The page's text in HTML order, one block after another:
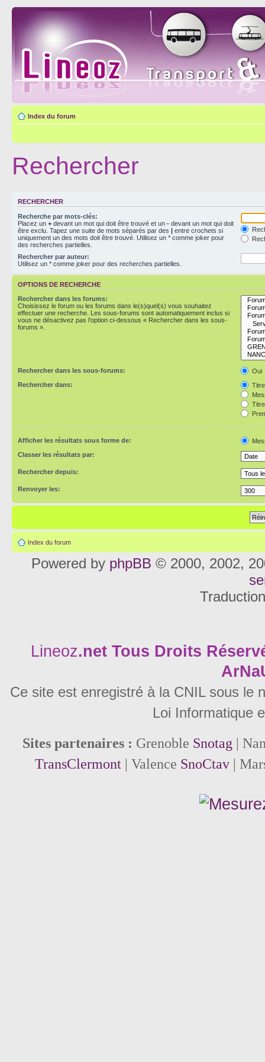
Index du forum
Rechercher
RECHERCHER
Recherche par mots-clés:
Placez un + devant un mot qui doit être trouvé et un - devant un mot qui doit
être exclu. Tapez une suite de mots séparés par des | entre crochets si
uniquement un des mots doit être trouvé. Utilisez un * comme joker pour
des recherches partielles.
Rechercher par auteur:
Utilisez un * comme joker pour des recherches partielles.
OPTIONS DE RECHERCHE
Rechercher dans les forums:
Choisissez le forum ou les forums dans le(s)quel(s) vous souhaitez
effectuer une recherche. Les sous-forums sont automatiquement inclus si
vous ne désactivez pas l’option ci-dessous « Rechercher dans les sous-
forums ».
Rechercher dans les sous-forums:
Oui
Rechercher dans:
Afficher les résultats sous forme de:
Classer les résultats par:
Rechercher depuis:
Renvoyer les:
Index du forum
Powered by phpBB © 2000, 2002,
Lineoz.net Tous Droits
Ce site est enregistré à la CNIL sous le
Loi Informatique
Sites partenaires : Grenoble Snotag |
TransClermont| Valence SnoCtav|